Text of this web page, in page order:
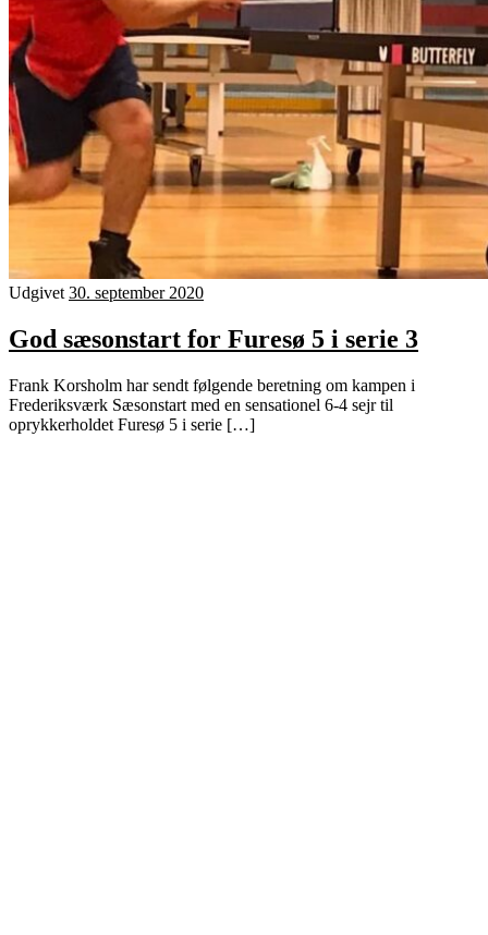
Udgivet 30. september 2020
God sæsonstart for Furesø 5 i serie 3
Frank Korsholm har sendt følgende beretning om kampen i
Frederiksværk Sæsonstart med en sensationel 6-4 sejr til
oprykkerholdet Furesø 5 i serie […]